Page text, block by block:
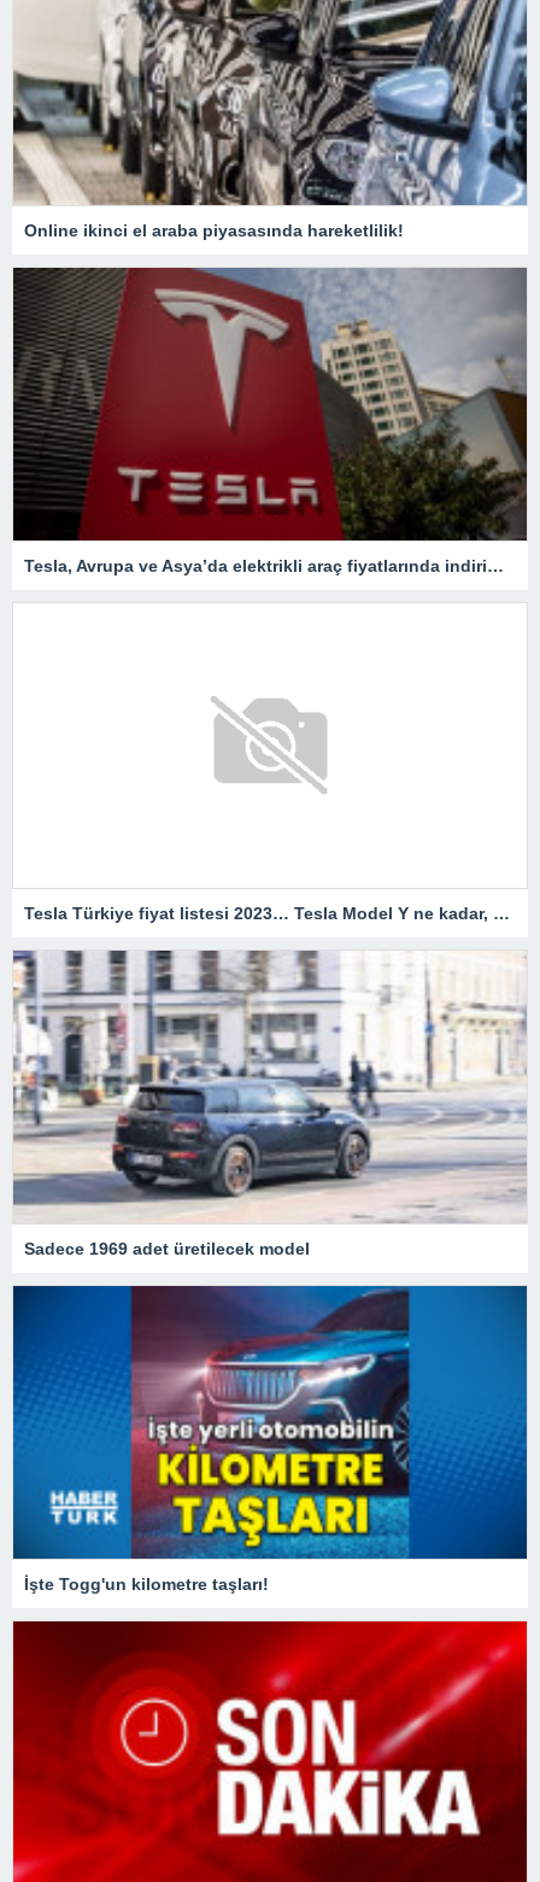
Online ikinci el araba piyasasında hareketlilik!
Tesla, Avrupa ve Asya’da elektrikli araç fiyatlarında indirimleri genişletiyor – Son Dakika Ekonomi Haberleri
Tesla Türkiye fiyat listesi 2023… Tesla Model Y ne kadar, kaç TL?
Sadece 1969 adet üretilecek model
İşte Togg'un kilometre taşları!